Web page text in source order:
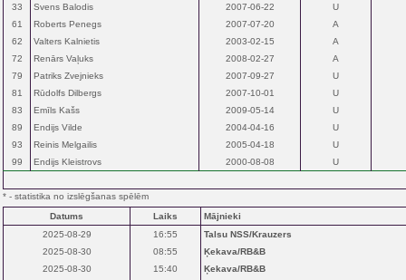
33
Svens Balodis 2007-06-22
U
61
Roberts Penegs 2007-07-20
A
62
Valters Kalnietis 2003-02-15
A
72
Renārs Vaļuks 2008-02-27
A
79
Patriks Zvejnieks 2007-09-27
U
81
Rūdolfs Dilbergs 2007-10-01
U
83
Emīls Kašs 2009-05-14
U
89
Endijs Vilde 2004-04-16
U
93
Reinis Melgailis 2005-04-18
U
99
Endijs Kleistrovs 2000-08-08 U
* - statistika no izslēgšanas spēlēm
Datums
Laiks
Mājnieki
2025-08-29
16:55
Talsu NSS/Krauzers
2025-08-30
08:55
Ķekava/RB&B
2025-08-30
15:40
Ķekava/RB&B